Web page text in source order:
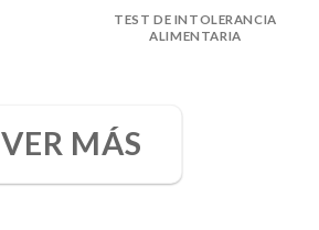
TEST DE INTOLERANCIA
ALIMENTARIA
VER MÁS